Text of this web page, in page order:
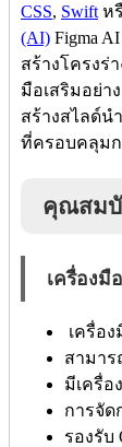
CSS, Swift ห
(AI) Figma
สร้างโครงร่
มือเสริมอย่า
สร้างสไลด์
ที่ครอบคลุม
คุณสมบั
เครื่องมื
เครื่อ
สามาร
มีเครื่อ
การจัด
รองรับ